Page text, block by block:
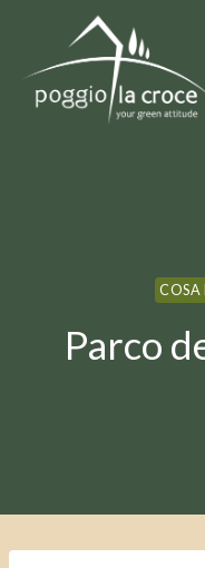
contenuto
COSA
Parco